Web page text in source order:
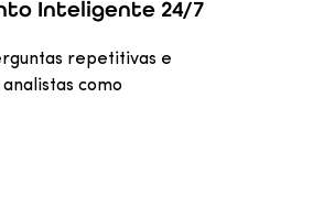
Inteligente 24/7
repetitivas e
como